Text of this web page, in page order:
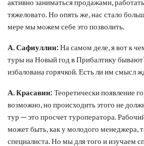
активно заниматься продажами,
тяжеловато. Но опять же, нас стало
мере мы можем себе это позволить.
А. Сафиуллин: На самом деле, я вот к
туры на Новый год в Прибалтику
избалована горячкой. Есть ли им смысл
А. Красавин: Теоретически появление
возможно, но происходить этого не
тур — это просчет туроператора.
может быть, как у молодого менеджера,
специалиста. Но мы для того и изучаем